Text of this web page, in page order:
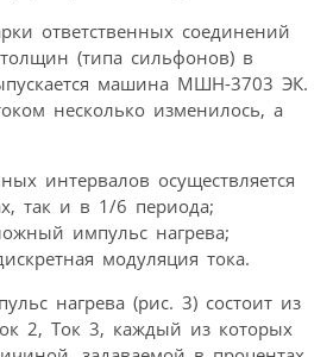
ответственных соединений
(типа сильфонов) в
машина МШН-3703 ЭК.
несколько изменилось, а
интервалов осуществляется
так и в 1/6 периода;
импульс нагрева;
модуляция тока.
нагрева (рис. 3) состоит из
2, Ток 3, каждый из которых